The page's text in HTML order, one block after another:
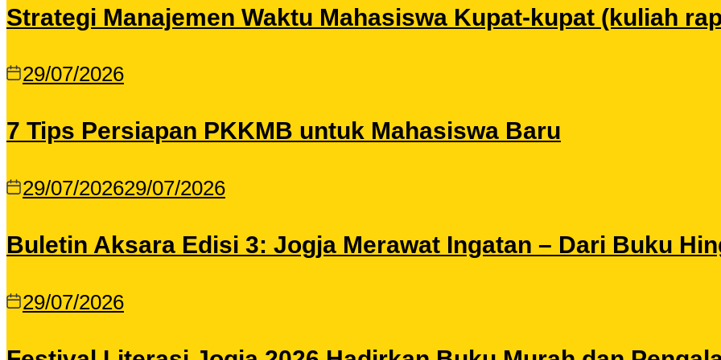
Strategi Manajemen Waktu Mahasiswa Kupat-kupat (kuliah
29/07/2026
7 Tips Persiapan PKKMB untuk Mahasiswa Baru
29/07/202629/07/2026
Buletin Aksara Edisi 3: Jogja Merawat Ingatan – Dari Buku
29/07/2026